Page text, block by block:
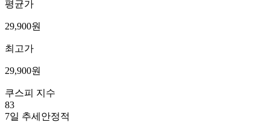
평균가
29,900원
최고가
29,900원
쿠스피 지수
83
7일 추세 안정적